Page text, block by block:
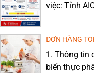
việc: Tỉnh
ĐƠN HÀNG
BẢN: CHI PHÍ
1. Thông tin
biến thực